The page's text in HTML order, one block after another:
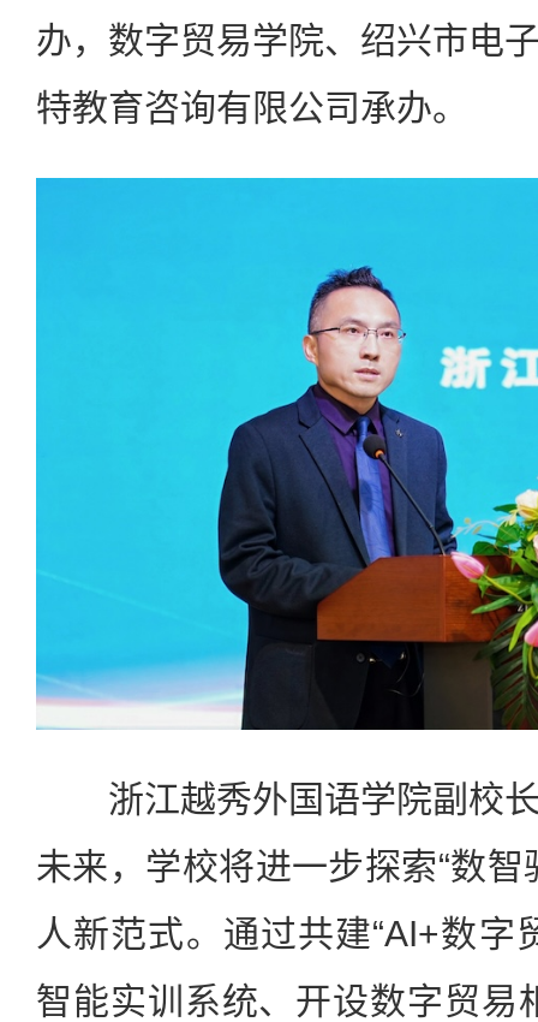
办，数字贸易学院、绍兴市电
特教育咨询有限公司承办。
浙江越秀外国语学院副校长
未来，学校将进一步探索“数智
人新范式。通过共建“AI+数字
智能实训系统、开设数字贸易